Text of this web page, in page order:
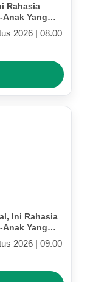
Rahasia
Yang
2026 | 08.00
Ini Rahasia
Yang
2026 | 09.00